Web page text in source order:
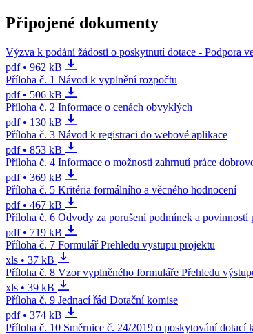
Připojené dokumenty
Výzva k podání žádosti o poskytnutí dotace - Podpora
pdf • 962 kB
Příloha č. 1 Návod k vyplnění rozpočtu
pdf • 506 kB
Příloha č. 2 Informace o cenách obvyklých
pdf • 130 kB
Příloha č. 3 Návod k registraci do webové aplikace
pdf • 853 kB
Příloha č. 4 Informace o možnosti zahrnutí práce
pdf • 369 kB
Příloha č. 5 Kritéria formálního a věcného hodnocení
pdf • 467 kB
Příloha č. 6 Odvody za porušení podmínek a povinností
pdf • 719 kB
Příloha č. 7 Formulář Prehledu vystupu projektu
xls • 37 kB
Příloha č. 8 Vzor vyplněného formuláře Přehledu
xls • 39 kB
Příloha č. 9 Jednací řád Dotační komise
pdf • 374 kB
Příloha č. 10 Směrnice č. 24/2019 o poskytování